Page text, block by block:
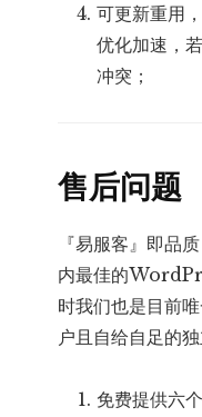
可更新重用
优化加速，
冲突；
售后问题
『易服客』即品
内最佳的
时我们也是目前
户且自给自足的独
免费提供六